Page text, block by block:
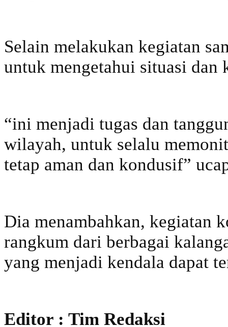
Selain melakukan kegiatan
untuk mengetahui situasi dan
“ini menjadi tugas dan
wilayah, untuk selalu
tetap aman dan kondusif”
Dia menambahkan, kegiatan
rangkum dari berbagai
yang menjadi kendala dapat
Editor : Tim Redaksi